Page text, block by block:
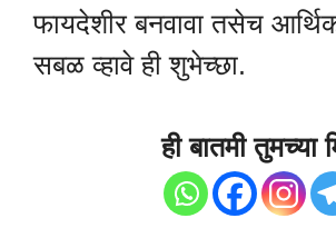
फायदेशीर बनवावा तसेच
सबळ व्हावे ही शुभेच्छा.
ही बातमी तुमच्या